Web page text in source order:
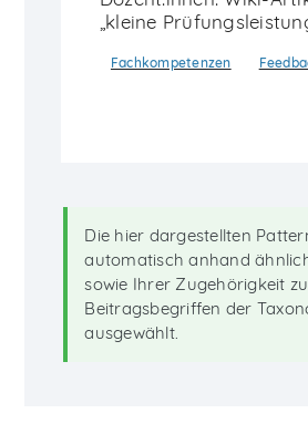
„kleine
Fachkompetenzen
Die hier dargestellten
automatisch anhand
sowie Ihrer Zugehörigkeit
Beitragsbegriffen der
ausgewählt.